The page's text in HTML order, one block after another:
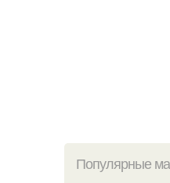
Популярные